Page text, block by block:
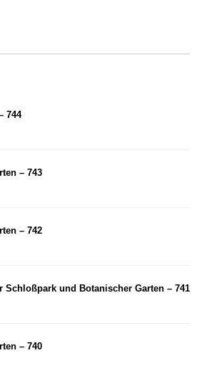
744
– 743
– 742
Schloßpark und Botanischer Garten – 741
– 740